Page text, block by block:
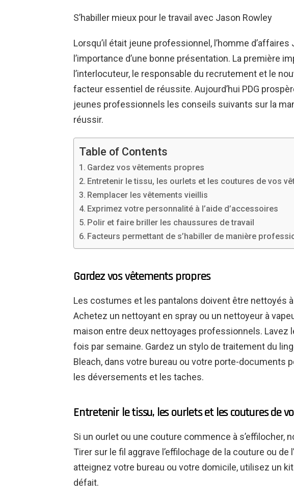
S’habiller mieux pour le travail avec Jason Rowley
Lorsqu’il était jeune professionnel, l’homme
l’importance d’une bonne présentation. La première
l’interlocuteur, le responsable du recrutement et le
facteur essentiel de réussite. Aujourd’hui PDG
jeunes professionnels les conseils suivants sur la
réussir.
Table of Contents
Gardez vos vêtements propres
Entretenir le tissu, les ourlets et les coutures de vos
Remplacer les vêtements vieillis
Exprimez votre personnalité à l’aide d’accessoires
Polir et faire briller les chaussures de travail
Facteurs permettant de s’habiller de manière
Gardez vos vêtements propres
Les costumes et les pantalons doivent être nettoyés
Achetez un nettoyant en spray ou un nettoyeur à
maison entre deux nettoyages professionnels. Lavez
fois par semaine. Gardez un stylo de traitement du
Bleach, dans votre bureau ou votre porte-documents
les déversements et les taches.
Entretenir le tissu, les ourlets et les coutures de
Si un ourlet ou une couture commence à s’effilocher,
Tirer sur le fil aggrave l’effilochage de la couture ou de
atteignez votre bureau ou votre domicile, utilisez un
défait.